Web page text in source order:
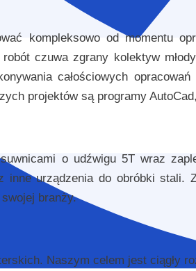
kompleksowo od momentu
czuwa zgrany kolektyw
całościowych
projektów są programy
o udźwigu 5T wraz
urządzenia do obróbki stali.
branży.
Naszym celem jest ciągły